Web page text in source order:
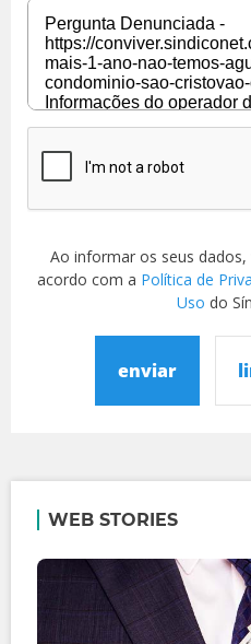
Ao informar os seus
acordo com a Política de
Uso do
enviar
WEB STORIES